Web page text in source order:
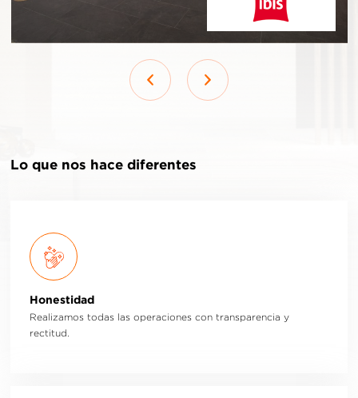
Lo que nos hace diferentes
Honestidad
Realizamos todas las operaciones con transparencia y
rectitud.